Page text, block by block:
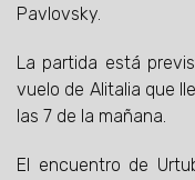
Pavlovsky.
La partida está
vuelo de Alitalia que
las 7 de la mañana.
El encuentro de